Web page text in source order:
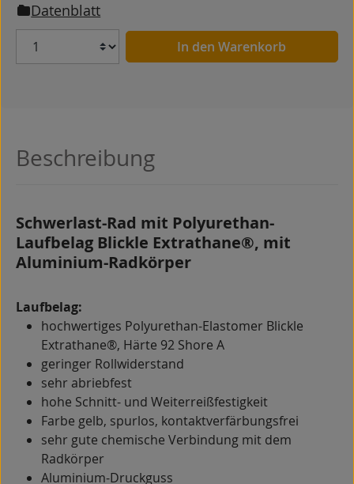
Datenblatt
Anzahl In den Warenkorb
Beschreibung
Schwerlast-Rad mit Polyurethan-
Laufbelag Blickle Extrathane®, mit
Aluminium-Radkörper
Laufbelag:
hochwertiges Polyurethan-Elastomer Blickle
Extrathane®, Härte 92 Shore A
geringer Rollwiderstand
sehr abriebfest
hohe Schnitt- und Weiterreißfestigkeit
Farbe gelb, spurlos, kontaktverfärbungsfrei
sehr gute chemische Verbindung mit dem
Radkörper
Aluminium-Druckguss